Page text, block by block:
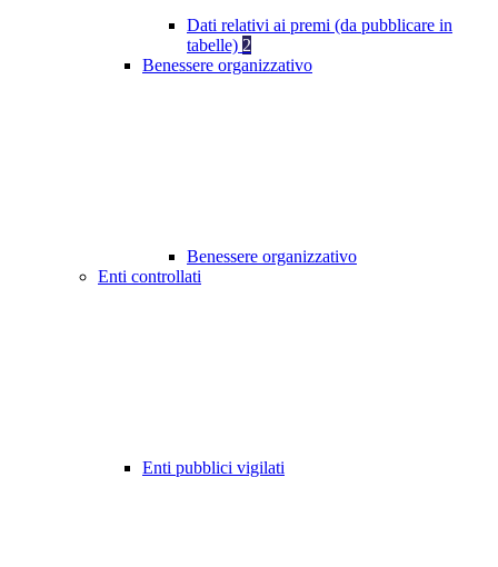
Dati relativi ai premi (da pubblicare in
tabelle) 2
Benessere organizzativo
Benessere organizzativo
Enti controllati
Enti pubblici vigilati